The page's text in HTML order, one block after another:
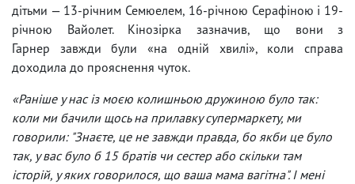
дітьми — 13-річним Семюелем, 16-річною Серафіною і 19-
річною Вайолет. Кінозірка зазначив, що вони з
Гарнер завжди були «на одній хвилі», коли справа
доходила до прояснення чуток.
«Раніше у нас із моєю колишньою дружиною було так:
коли ми бачили щось на прилавку супермаркету, ми
говорили: "Знаєте, це не завжди правда, бо якби це було
так, у вас було б 15 братів чи сестер або скільки там
історій, у яких говорилося, що ваша мама вагітна". І мені